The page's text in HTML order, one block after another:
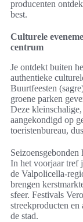
producenten
best.
Culturele
centrum
Je ontdekt buiten
authentieke
Buurtfeesten
groene parken
Deze
aangekondigd op
toeristenbureau,
Seizoensgebonden
In het voorjaar tref
de Valpolicella-
brengen
sfeer. Festivals
streekproducten en
de stad.